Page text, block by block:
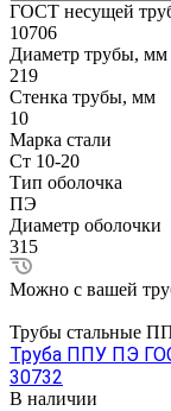
ГОСТ несущей
10706
Диаметр трубы, мм
219
Стенка трубы, мм
10
Марка стали
Ст 10-20
Тип оболочка
ПЭ
Диаметр оболочки
315
Можно с вашей
Трубы стальные
Труба ППУ ПЭ
30732
В наличии